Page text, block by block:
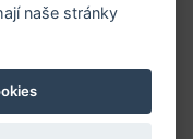
naše stránky